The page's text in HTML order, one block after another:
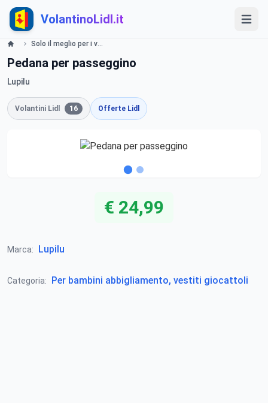
VolantinoLidl.it
Solo il meglio per i vostri bimbi Lidl
Pedana per passeggino
Lupilu
Volantini Lidl 16 Offerte Lidl
€ 24,99
Marca: Lupilu
Categoria: Per bambini abbigliamento, vestiti giocattoli